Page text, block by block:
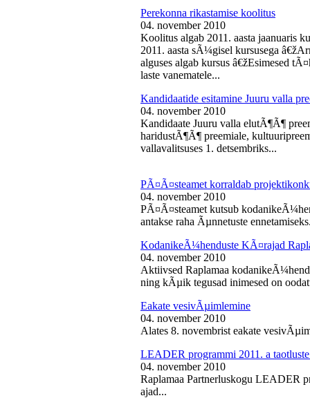
Perekonna rikastamise koolitus
04. november 2010
Koolitus algab 2011. aasta jaanuaris
2011. aasta sÃ¼gisel kursusega
alguses algab kursus â€žEsimesed
laste vanematele...
Kandidaatide esitamine Juuru valla
04. november 2010
Kandidaate Juuru valla elutÃ¶Ã¶
haridustÃ¶Ã¶ preemiale,
vallavalitsuses 1. detsembriks...
PÃ¤Ã¤steamet korraldab
04. november 2010
PÃ¤Ã¤steamet kutsub
antakse raha Ãµnnetuste
KodanikeÃ¼henduste KÃ¤rajad
04. november 2010
Aktiivsed Raplamaa
ning kÃµik tegusad inimesed on
Eakate vesivÃµimlemine
04. november 2010
Alates 8. novembrist eakate
LEADER programmi 2011. a
04. november 2010
Raplamaa Partnerluskogu LEADER
ajad...